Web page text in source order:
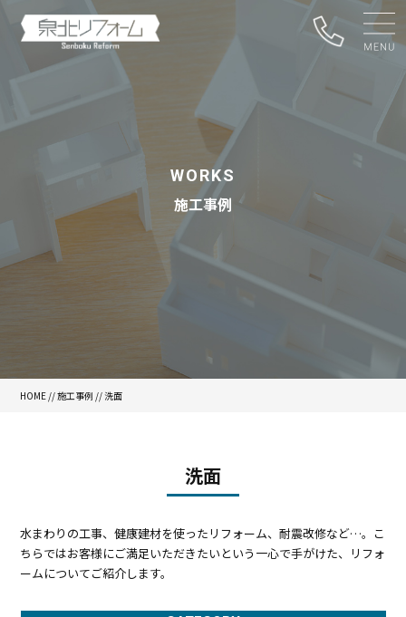
WORKS
施工事例
HOME //施工事例 // 洗面
洗面
水まわりの工事、健康建材を使ったリフォーム、耐震改修など…。 こ
ちらではお客様にご満足いただきたいという一心で手がけた、リフォ
ームについてご紹介します。